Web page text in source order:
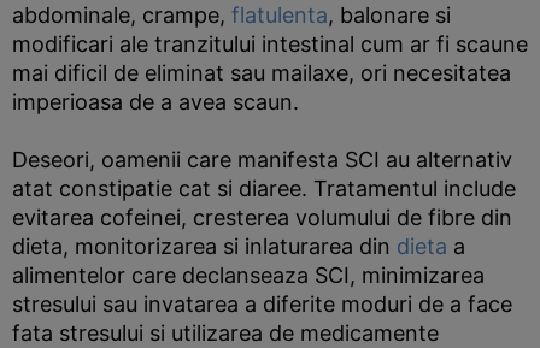
abdominale, crampe, flatulenta, balonare si
modificari ale tranzitului intestinal cum ar fi scaune
mai dificil de eliminat sau mailaxe, ori necesitatea
imperioasa de a avea scaun.
Deseori, oamenii care manifesta SCI au alternativ
atat constipatie cat si diaree. Tratamentul include
evitarea cofeinei, cresterea volumului de fibre din
dieta, monitorizarea si inlaturarea din dieta a
alimentelor care declanseaza SCI, minimizarea
stresului sau invatarea a diferite moduri de a face
fata stresului si utilizarea de medicamente